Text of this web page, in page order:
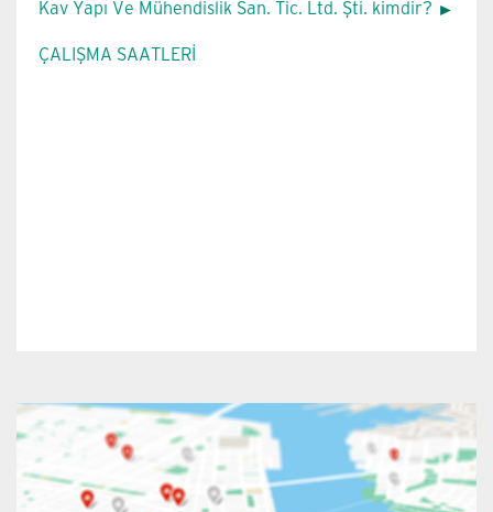
Kav Yapı Ve Mühendislik San. Tic. Ltd. Şti. kimdir?
ÇALIŞMA SAATLERİ